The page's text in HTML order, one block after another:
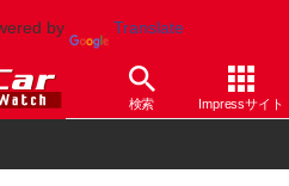
by Translate
検索 Impressサイト